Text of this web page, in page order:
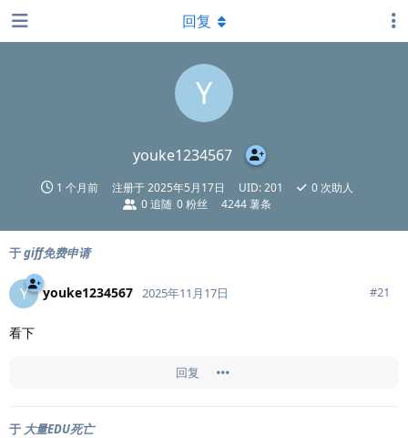
Y
youke1234567
1 个月前 注册于2025年5月17日 UID:201 0 次助人
0追随 0粉丝 4244 薯条
回复
于giff免费申请
Y youke1234567 2025年11月17日 #21
看下
回复
于 大量EDU死亡